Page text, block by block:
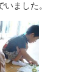
ました。